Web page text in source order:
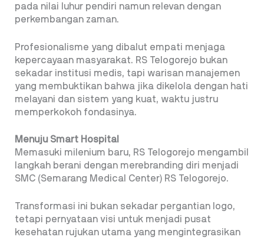
pada nilai luhur pendiri namun relevan dengan
perkembangan zaman.
Profesionalisme yang dibalut empati menjaga
kepercayaan masyarakat. RS Telogorejo bukan
sekadar institusi medis, tapi warisan manajemen
yang membuktikan bahwa jika dikelola dengan hati
melayani dan sistem yang kuat, waktu justru
memperkokoh fondasinya.
Menuju Smart Hospital
Memasuki milenium baru, RS Telogorejo mengambil
langkah berani dengan merebranding diri menjadi
SMC (Semarang Medical Center) RS Telogorejo.
Transformasi ini bukan sekadar pergantian logo,
tetapi pernyataan visi untuk menjadi pusat
kesehatan rujukan utama yang mengintegrasikan